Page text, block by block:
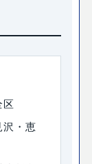
区
沢・恵